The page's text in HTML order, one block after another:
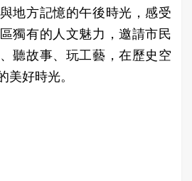
地方記憶的午後時光，感受
獨有的人文魅力，邀請市民
聽故事、玩工藝，在歷史空
美好時光。